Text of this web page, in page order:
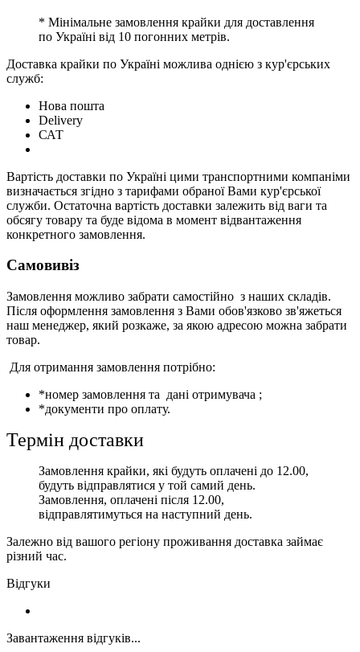
* Мінімальне замовлення крайки для доставлення
по Україні від 10 погонних метрів.
Доставка крайки по Україні можлива однією з кур'єрських
служб:
Нова пошта
Delivery
САТ
Вартість доставки по Україні цими транспортними компаніми
визначається згідно з тарифами обраної Вами кур'єрської
служби. Остаточна вартість доставки залежить від ваги та
обсягу товару та буде відома в момент відвантаження
конкретного замовлення.
Самовивіз
Замовлення можливо забрати самостійно з наших складів.
Після оформлення замовлення з Вами обов'язково зв'яжеться
наш менеджер, який розкаже, за якою адресою можна забрати
товар.
Для отримання замовлення потрібно:
*номер замовлення та дані отримувача ;
*документи про оплату.
Термін доставки
Замовлення крайки, які будуть оплачені до 12.00,
будуть відправлятися у той самий день.
Замовлення, оплачені після 12.00,
відправлятимуться на наступний день.
Залежно від вашого регіону проживання доставка займає
різний час.
Відгуки
Завантаження відгуків...